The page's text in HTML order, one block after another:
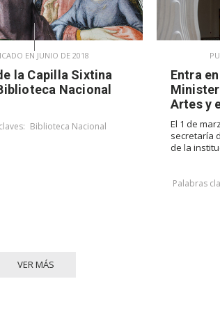
EN JUNIO DE 2018
la Capilla Sixtina
Nacional
Biblioteca Nacional
VER MÁS
Entra
Artes y
El 1 de
secretaría
de la
Palabras